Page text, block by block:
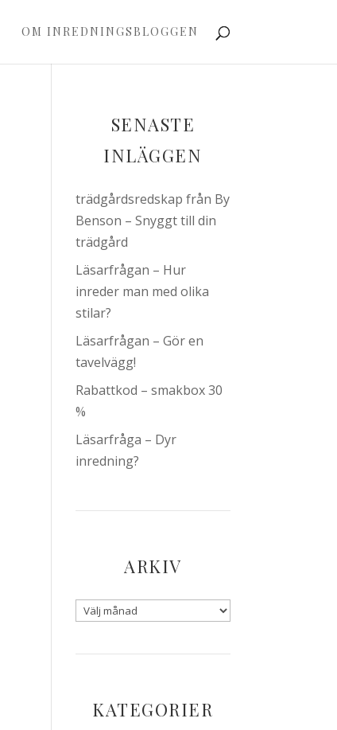
OM INREDNINGSBLOGGEN
SENASTE
INLÄGGEN
trädgårdsredskap från By
Benson – Snyggt till din
trädgård
Läsarfrågan – Hur
inreder man med olika
stilar?
Läsarfrågan – Gör en
tavelvägg!
Rabattkod – smakbox 30
%
Läsarfråga – Dyr
inredning?
ARKIV
KATEGORIER